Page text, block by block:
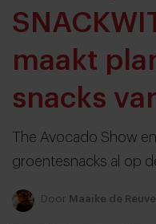
maakt
snacks
The Avocado Show
groentesnacks al op
Door Maaike de